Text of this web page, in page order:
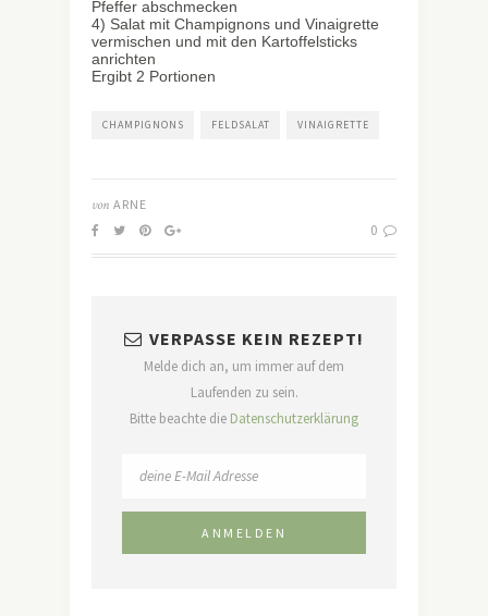
Pfeffer abschmecken
4) Salat mit Champignons und Vinaigrette
vermischen und mit den Kartoffelsticks
anrichten
Ergibt 2 Portionen
CHAMPIGNONS FELDSALAT VINAIGRETTE
von ARNE
0
VERPASSE KEIN REZEPT!
Melde dich an, um immer auf dem
Laufenden zu sein.
Bitte beachte die Datenschutzerklärung